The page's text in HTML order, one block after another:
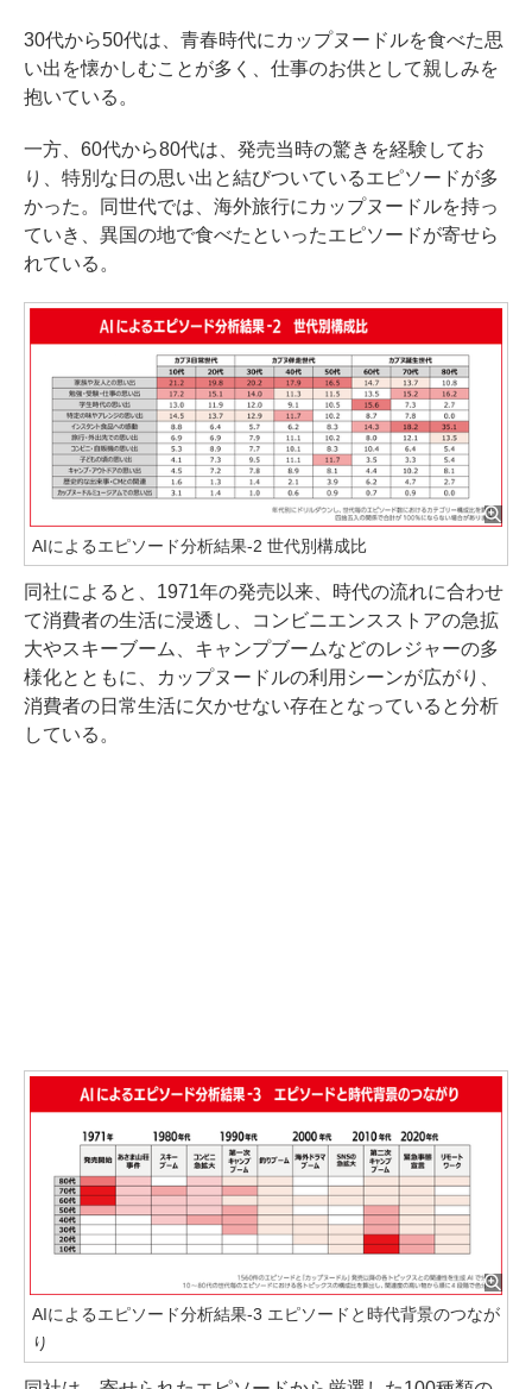
30代から50代は、青春時代にカップヌードルを食べた思
い出を懐かしむことが多く、仕事のお供として親しみを
抱いている。
一方、60代から80代は、発売当時の驚きを経験してお
り、特別な日の思い出と結びついているエピソードが多
かった。同世代では、海外旅行にカップヌードルを持っ
ていき、異国の地で食べたといったエピソードが寄せら
れている。
AIによるエピソード分析結果-2 世代別構成比
同社によると、1971年の発売以来、時代の流れに合わせ
て消費者の生活に浸透し、コンビニエンスストアの急拡
大やスキーブーム、キャンプブームなどのレジャーの多
様化とともに、カップヌードルの利用シーンが広がり、
消費者の日常生活に欠かせない存在となっていると分析
している。
AIによるエピソード分析結果-3 エピソードと時代背景のつなが
り